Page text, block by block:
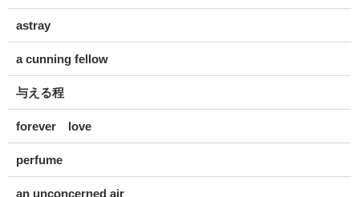
astray
a cunning fellow
与える程
forever love
perfume
an unconcerned air